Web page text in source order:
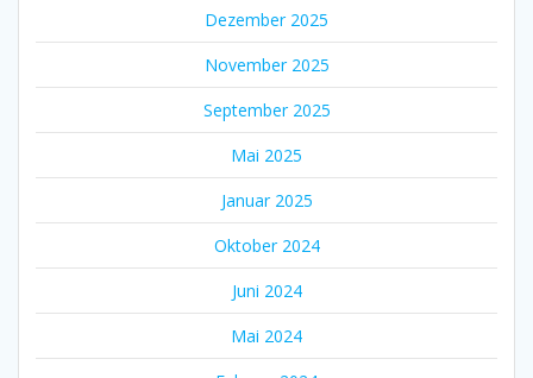
Dezember 2025
November 2025
September 2025
Mai 2025
Januar 2025
Oktober 2024
Juni 2024
Mai 2024